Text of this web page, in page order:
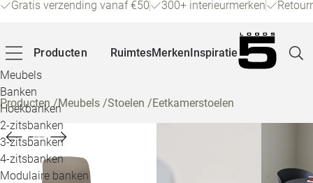
Gratis verzending vanaf €50 300+ interieurmerken
Producten
Meubels
Banken
Hoekbanken
2-zitsbanken
3-zitsbanken
4-zitsbanken
Modulaire banken
RuimtesMerkenInspiratie
Producten/Meubels /Stoelen /Eetkamerstoelen